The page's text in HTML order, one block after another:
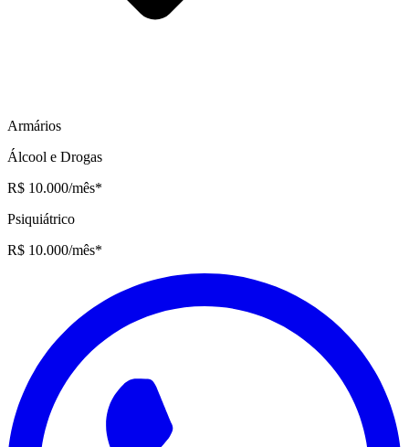
Armários
Álcool e Drogas
R$ 10.000/mês*
Psiquiátrico
R$ 10.000/mês*